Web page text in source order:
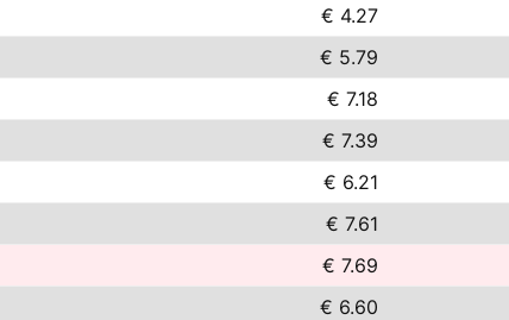
€ 4.27
€ 5.79
€ 7.18
€ 7.39
€ 6.21
€ 7.61
€ 7.69
€ 6.60